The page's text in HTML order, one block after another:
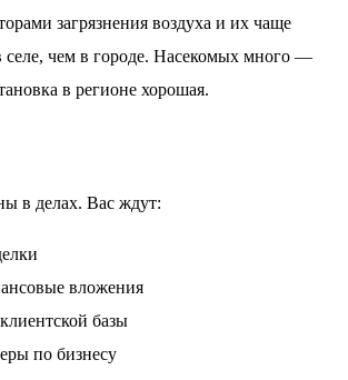
загрязнения воздуха и их чаще
селе, чем в городе. Насекомых много —
в регионе хорошая.
в делах. Вас ждут:
вложения
базы
по бизнесу